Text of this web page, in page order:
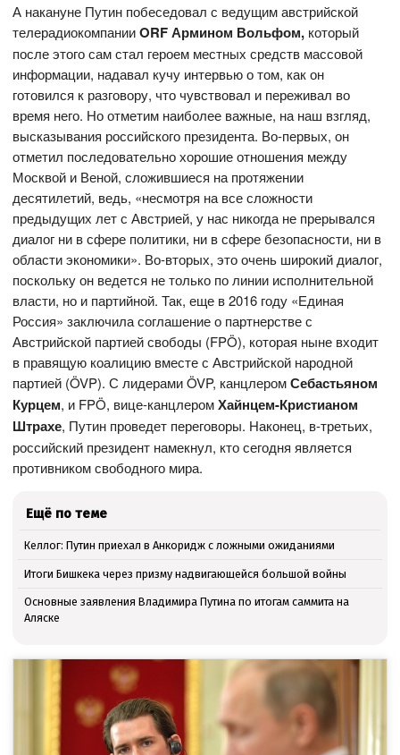
А накануне Путин побеседовал с ведущим австрийской
телерадиокомпанииORF Армином Вольфом, который
после этого сам стал героем местных средств массовой
информации, надавал кучу интервью о том, как он
готовился к разговору, что чувствовал и переживал во
время него. Но отметим наиболее важные, на наш взгляд,
высказывания российского президента. Во-первых, он
отметил последовательно хорошие отношения между
Москвой и Веной, сложившиеся на протяжении
десятилетий, ведь, «несмотря на все сложности
предыдущих лет с Австрией, у нас никогда не прерывался
диалог ни в сфере политики, ни в сфере безопасности, ни в
области экономики». Во-вторых, это очень широкий диалог,
поскольку он ведется не только по линии исполнительной
власти, но и партийной. Так, еще в 2016 году «Единая
Россия» заключила соглашение о партнерстве с
Австрийской партией свободы (FPÖ), которая ныне входит
в правящую коалицию вместе с Австрийской народной
партией (ÖVP). С лидерами ÖVP, канцлеромСебастьяном
Курцем, и FPÖ, вице-канцлеромХайнцем-Кристианом
Штрахе, Путин проведет переговоры. Наконец, в-третьих,
российский президент намекнул, кто сегодня является
противником свободного мира.
Ещё по теме
Келлог: Путин приехал в Анкоридж с ложными ожиданиями
Итоги Бишкека через призму надвигающейся большой войны
Основные заявления Владимира Путина по итогам саммита на
Аляске